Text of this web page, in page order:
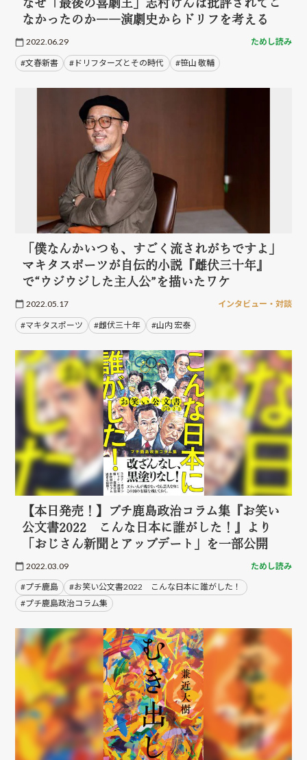
なぜ「最後の喜劇王」志村けんは批評されてこ
なかったのか――演劇史からドリフを考える
2022.06.29 ためし読み
#文春新書 #ドリフターズとその時代 #笹山 敬輔
「僕なんかいつも、すごく流されがちですよ」
マキタスポーツが自伝的小説『雌伏三十年』
で“ウジウジした主人公”を描いたワケ
2022.05.17 インタビュー・対談
#マキタスポーツ #雌伏三十年 #山内 宏泰
【本日発売！】プチ鹿島政治コラム集『お笑い
公文書2022 こんな日本に誰がした！』より
「おじさん新聞とアップデート」を一部公開
2022.03.09 ためし読み
#プチ鹿島
#お笑い公文書2022 こんな日本に誰がした！
#プチ鹿島政治コラム集